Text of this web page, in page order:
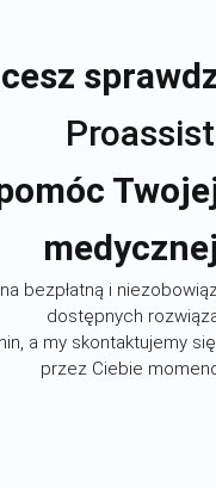
Proassist
bezpłatną i
dostępnych
a my skontaktujemy
przez Ciebie